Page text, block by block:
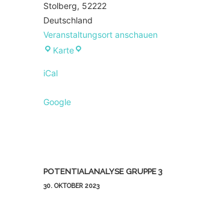
Stolberg, 52222
Deutschland
Veranstaltungsort anschauen
KarteRegenbogenschule
iCal
Google
Beitragsnavigation
POTENTIALANALYSE GRUPPE 3
30. OKTOBER 2023